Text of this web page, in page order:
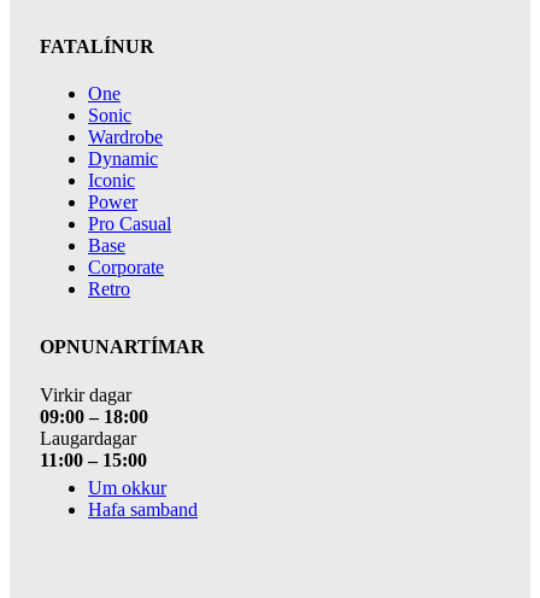
FATALÍNUR
One
Sonic
Wardrobe
Dynamic
Iconic
Power
Pro Casual
Base
Corporate
Retro
OPNUNARTÍMAR
Virkir dagar
09:00 – 18:00
Laugardagar
11:00 – 15:00
Um okkur
Hafa samband